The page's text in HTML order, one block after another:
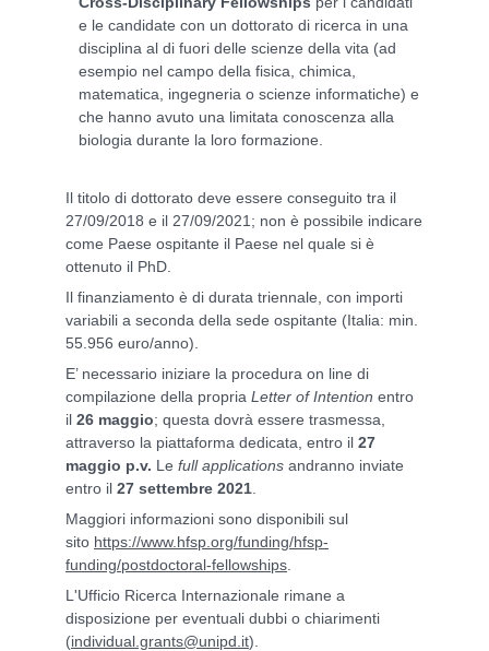
e le candidate con un dottorato di ricerca in una
disciplina al di fuori delle scienze della vita (ad
esempio nel campo della fisica, chimica,
matematica, ingegneria o scienze informatiche) e
che hanno avuto una limitata conoscenza alla
biologia durante la loro formazione.
Il titolo di dottorato deve essere conseguito tra il
27/09/2018 e il 27/09/2021; non è possibile indicare
come Paese ospitante il Paese nel quale si è
ottenuto il PhD.
Il finanziamento è di durata triennale, con importi
variabili a seconda della sede ospitante (Italia: min.
55.956 euro/anno).
E’ necessario iniziare la procedura on line di
compilazione della propria Letter of Intention entro
il 26 maggio; questa dovrà essere trasmessa,
attraverso la piattaforma dedicata, entro il 27
maggio p.v. Le full applications andranno inviate
entro il 27 settembre 2021
Maggiori informazioni sono disponibili sul
sito https://www.hfsp.org/funding/hfsp-
funding/postdoctoral-fellowships
L'Ufficio Ricerca Internazionale rimane a
disposizione per eventuali dubbi o chiarimenti
(individual.grants@unipd.it).